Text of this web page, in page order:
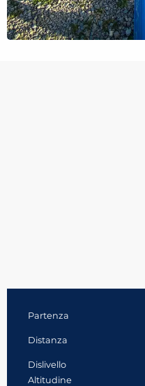
Partenza
Distanza
Dislivello
Altitudine